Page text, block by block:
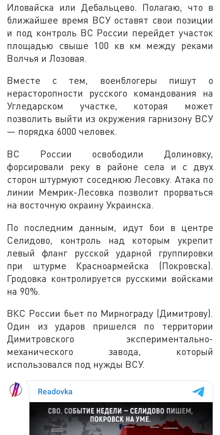
Иловайска или Дебальцево. Полагаю, что в
ближайшее время ВСУ оставят свои позиции
и под контроль ВС России перейдет участок
площадью свыше 100 кв км между реками
Волчья и Лозовая.
Вместе с тем, военблогеры пишут о
нерасторопности русского командования на
Угледарском участке, которая может
позволить выйти из окружения гарнизону ВСУ
— порядка 6000 человек.
ВС России освободили Долиновку,
форсировали реку в районе села и с двух
сторон штурмуют соседнюю Лесовку. Атака по
линии Мемрик-Лесовка позволит прорваться
на восточную окраину Украинска.
По последним данным, идут бои в центре
Селидово, контроль над которым укрепит
левый фланг русской ударной группировки
при штурме Красноармейска (Покровска).
Гродовка контролируется русскими войсками
на 90%.
ВКС России бьет по Мирнограду (Димитрову).
Один из ударов пришелся по территории
Димитровского экспериментально-
механического завода, который
использовался под нужды ВСУ.